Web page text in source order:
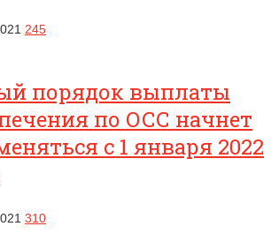
245
порядок выплаты
по ОСС начнет
с 1 января 2022
310